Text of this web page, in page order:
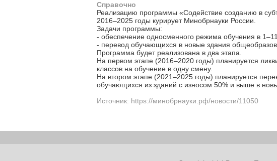
Справочно
Реализацию программы «Содействие созданию в
2016–2025 годы курирует Минобрнауки России.
Задачи программы:
- обеспечение односменного режима обучения в
- перевод обучающихся в новые здания
Программа будет реализована в два этапа.
На первом этапе (2016–2020 годы) планируется
классов на обучение в одну смену.
На втором этапе (2021–2025 годы) планируется
обучающихся из зданий с износом 50% и выше в
Источник: https://минобрнауки.рф/новости/11050